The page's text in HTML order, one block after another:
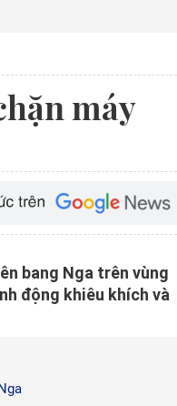
máy
bang Nga trên vùng
động khiêu khích và